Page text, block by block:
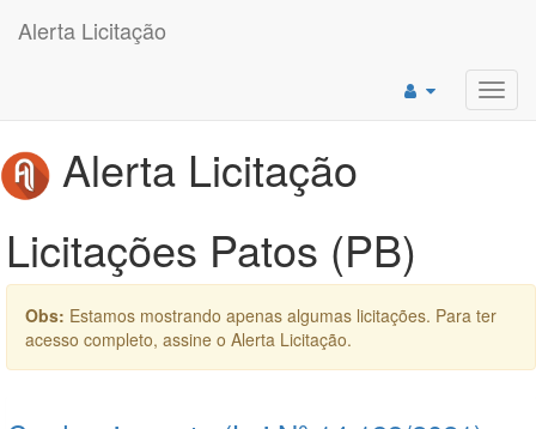
Alerta Licitação
Alerta Licitação
Licitações Patos (PB)
Obs: Estamos mostrando apenas algumas licitações. Para ter
acesso completo, assine o Alerta Licitação.